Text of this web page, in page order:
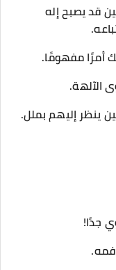
قد يصبح إله
أمرًا مفهومًا.
الآلهة.
ينظر إليهم بملل.
جدًا!
فمه.